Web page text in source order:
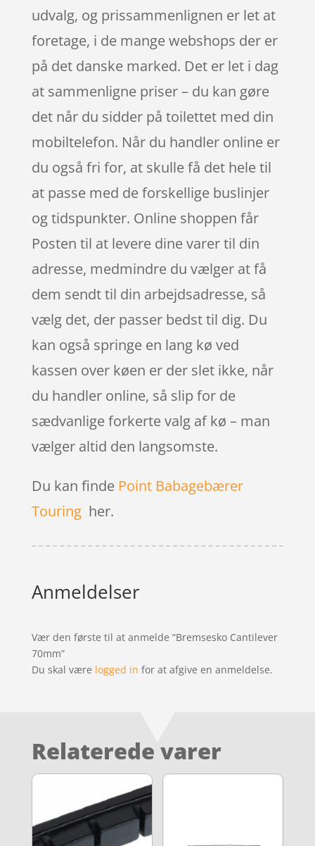
udvalg, og prissammenlignen er let at
foretage, i de mange webshops der er
på det danske marked. Det er let i dag
at sammenligne priser – du kan gøre
det når du sidder på toilettet med din
mobiltelefon. Når du handler online er
du også fri for, at skulle få det hele til
at passe med de forskellige buslinjer
og tidspunkter. Online shoppen får
Posten til at levere dine varer til din
adresse, medmindre du vælger at få
dem sendt til din arbejdsadresse, så
vælg det, der passer bedst til dig. Du
kan også springe en lang kø ved
kassen over køen er der slet ikke, når
du handler online, så slip for de
sædvanlige forkerte valg af kø – man
vælger altid den langsomste.
Du kan finde Point Babagebærer
Touringher.
Anmeldelser
Vær den første til at anmelde “Bremsesko Cantilever
70mm”
Du skal være logged in for at afgive en anmeldelse.
Relaterede varer